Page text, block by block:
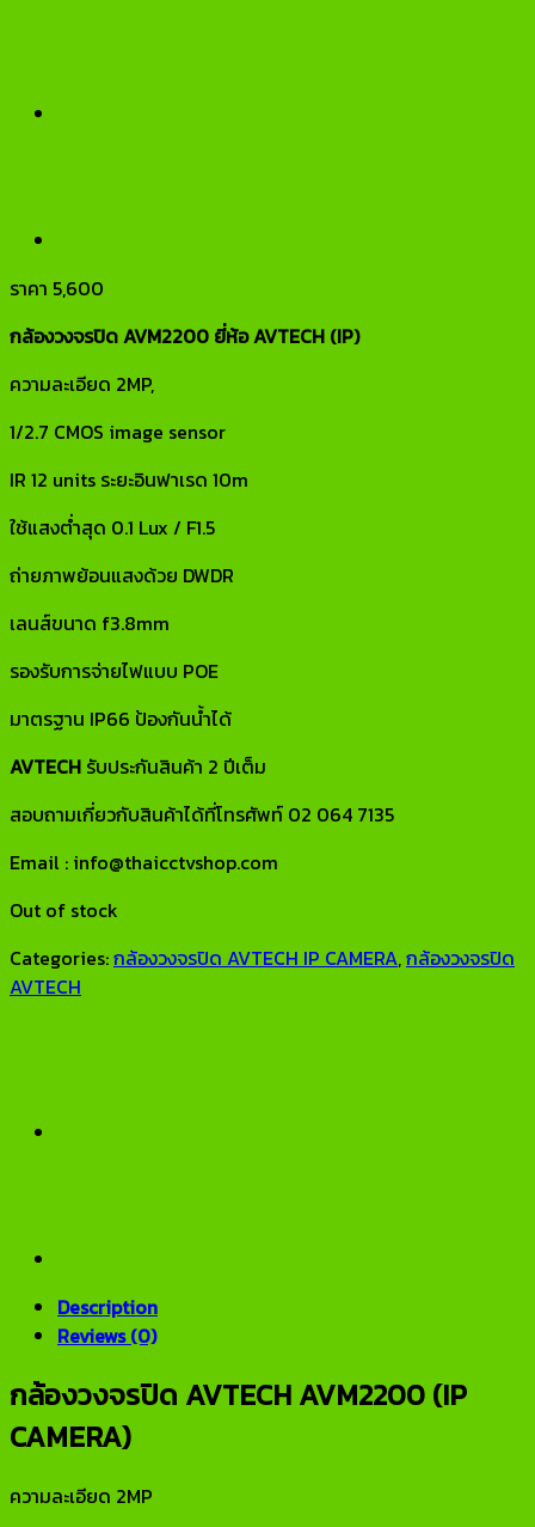
ราคา 5,600
กล้องวงจรปิด AVM2200 ยี่ห้อ AVTECH (IP)
ความละเอียด 2MP,
1/2.7 CMOS image sensor
IR 12 units ระยะอินฟาเรด 10m
ใช้แสงต่ำสุด 0.1 Lux / F1.5
ถ่ายภาพย้อนแสงด้วย DWDR
เลนส์ขนาด f3.8mm
รองรับการจ่ายไฟแบบ POE
มาตรฐาน IP66 ป้องกันน้ำได้
AVTECH รับประกันสินค้า 2 ปีเต็ม
สอบถามเกี่ยวกับสินค้าได้ที่โทรศัพท์ 02 064 7135
Email : info@thaicctvshop.com
Out of stock
Categories:กล้องวงจรปิด AVTECH IP CAMERA,กล้องวงจรปิด
AVTECH
Description
Reviews (0)
กล้องวงจรปิด AVTECH AVM2200 (IP
CAMERA)
ความละเอียด 2MP